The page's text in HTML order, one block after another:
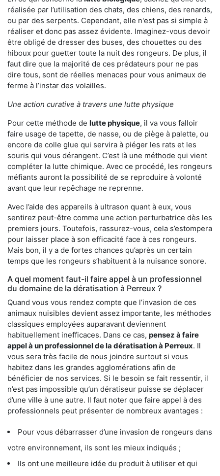
réalisée par l’utilisation des chats, des chiens, des renards,
ou par des serpents. Cependant, elle n'est pas si simple à
réaliser et donc pas assez évidente. Imaginez-vous devoir
être obligé de dresser des buses, des chouettes ou des
hiboux pour guetter toute la nuit des rongeurs. De plus, il
faut dire que la majorité de ces prédateurs pour ne pas
dire tous, sont de réelles menaces pour vous animaux de
ferme à l’instar des volailles.
Une action curative à travers une lutte physique
Pour cette méthode de lutte physique, il va vous falloir
faire usage de tapette, de nasse, ou de piège à palette, ou
encore de colle glue qui servira à piéger les rats et les
souris qui vous dérangent. C’est là une méthode qui vient
compléter la lutte chimique. Avec ce procédé, les rongeurs
méfiants auront la possibilité de se reproduire à volonté
avant que leur repêchage ne reprenne.
Avec l’aide des appareils à ultrason quant à eux, vous
sentirez peut-être comme une action perturbatrice dès les
premiers jours. Toutefois, rassurez-vous, cela s’estompera
pour laisser place à son efficacité face à ces rongeurs.
Mais bon, il y a de fortes chances qu’après un certain
temps que les rongeurs s’habituent à la nuisance sonore.
A quel moment faut-il faire appel à un professionnel
du domaine de la dératisation à Perreux ?
Quand vous vous rendez compte que l’invasion de ces
animaux nuisibles devient assez importante, les méthodes
classiques employées auparavant deviennent
habituellement inefficaces. Dans ce cas, pensez à faire
appel à un professionnel de la dératisation à Perreux. Il
vous sera très facile de nous joindre surtout si vous
habitez dans les grandes agglomérations afin de
bénéficier de nos services. Si le besoin se fait ressentir, il
n’est pas impossible qu’un dératiseur puisse se déplacer
d’une ville à une autre. Il faut noter que faire appel à des
professionnels peut présenter de nombreux avantages :
Pour vous débarrasser d’une invasion de rongeurs dans
votre environnement, ils sont les mieux indiqués ;
Ils ont une meilleure idée du produit à utiliser et qui